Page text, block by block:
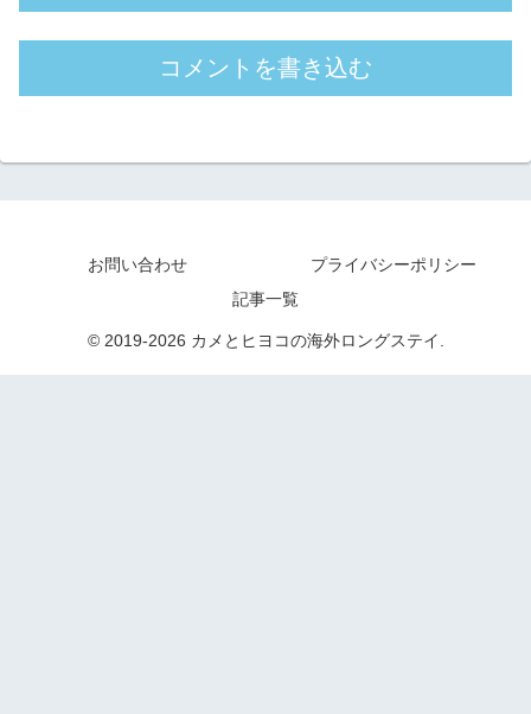
コメントを書き込む
お問い合わせ
プライバシーポリシー
記事一覧
© 2019-2026 カメとヒヨコの海外ロングステイ.